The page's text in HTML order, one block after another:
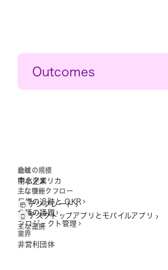
Outcomes
トや仕事の計画に費やす時間を
オンボーディングの加速
オンボーディングするボランティ
ートナーやコミュニティイベント
地域
南北アメリカ
主なワークフロー
目標の追跡と OKR
会議の議題
プロジェクト管理
業界
非営利団体
会社の規模
中小企業
主な機能
テンプレート
デスクトップアプリとモバイルアプリ
主な連携